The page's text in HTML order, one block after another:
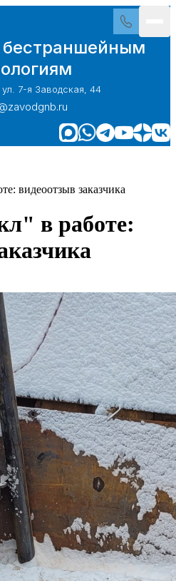
7-я Заводская, 44
видеоотзыв заказчика
в работе: